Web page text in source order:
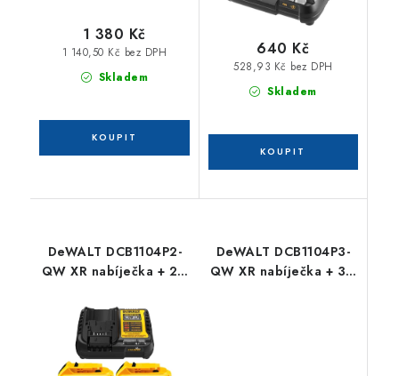
Skladem
1 140,50 Kč bez DPH
1 380 Kč
Skladem
528,93 Kč bez DPH
640 Kč
DeWALT DCB1104P2-
QW XR nabíječka + 2 x
DeWALT DCB1104P3-
QW XR nabíječka + 3 x